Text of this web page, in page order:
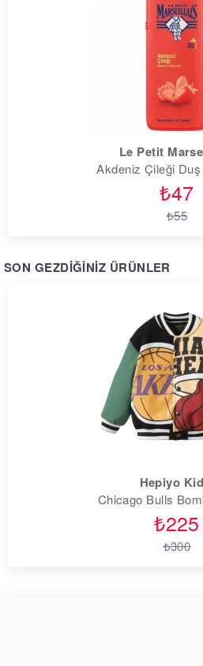
Le Petit
Akdeniz Çileği
₺47
₺55
SON GEZDİĞİNİZ ÜRÜNLER
Hepiyo
Chicago Bulls
₺225
₺300